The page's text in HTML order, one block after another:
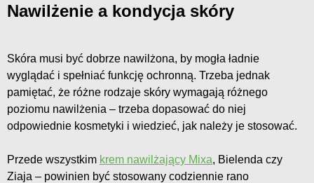
Nawilżenie a kondycja skóry
Skóra musi być dobrze nawilżona, by mogła ładnie
wyglądać i spełniać funkcję ochronną. Trzeba jednak
pamiętać, że różne rodzaje skóry wymagają różnego
poziomu nawilżenia – trzeba dopasować do niej
odpowiednie kosmetyki i wiedzieć, jak należy je stosować.
Przede wszystkim krem nawilżający Mixa, Bielenda czy
Ziaja – powinien być stosowany codziennie rano